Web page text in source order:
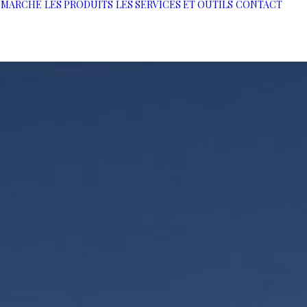
LES PRODUITS LES SERVICES ET OUTILS CONTACT